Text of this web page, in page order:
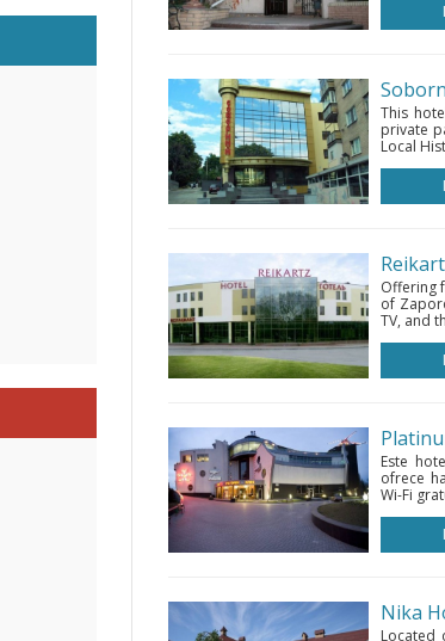
This
private
Local
Offering
of
TV, and
Este
ofrece
Wi-Fi
Nika
Located